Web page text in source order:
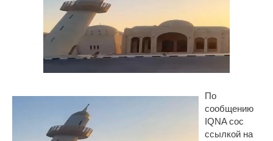
По
сообщению
IQNA сос
ссылкой на